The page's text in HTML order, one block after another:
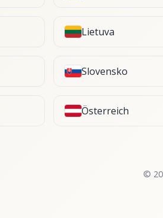
Lietuva
Slovensko
Österreich
©